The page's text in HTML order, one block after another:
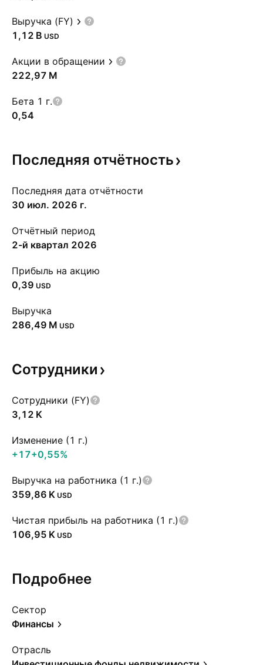
Выручка (FY)
‪1,12 B‬ USD
Акции в обращении
‪222,97 M‬
Бета 1 г.
0,54
Последняя отчётность
Последняя дата отчётности
30 июл. 2026 г.
Отчётный период
2-й квартал 2026
Прибыль на акцию
0,39 USD
Выручка
‪286,49 M‬ USD
Сотрудники
Сотрудники (FY)
‪3,12 K‬
Изменение (1 г.)
+17+0,55%
Выручка на работника (1 г.)
‪359,86 K‬ USD
Чистая прибыль на работника (1 г.)
‪106,95 K‬ USD
Подробнее
Сектор
Финансы
Отрасль